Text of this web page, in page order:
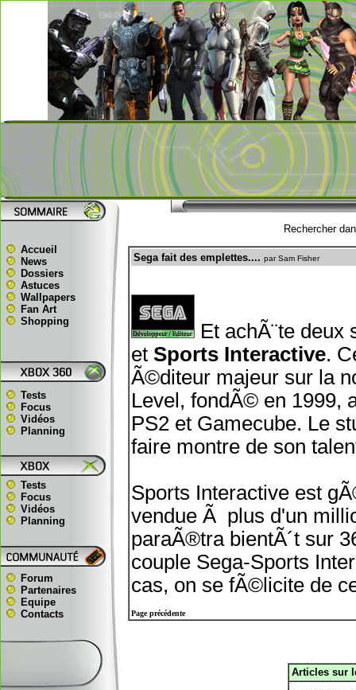
Accueil
News
Dossiers
Astuces
Wallpapers
Fan Art
Shopping
Tests
Focus
Vidéos
Planning
Tests
Focus
Vidéos
Planning
Forum
Partenaires
Equipe
Contacts
Rechercher
Sega fait des emplettes.... par Sam Fisher
Et achÃ¨te
et Sports Interactive.
Ã©diteur majeur sur la
Level, fondÃ© en 1999,
PS2 et Gamecube. Le
faire montre de son
Sports Interactive est
vendue Ã plus d'un
paraÃ®tra bientÃ´t sur
couple Sega-Sports
cas, on se fÃ©licite de
Page précédente
Articles sur